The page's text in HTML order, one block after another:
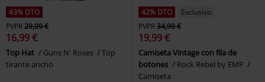
43% DTO
PVPR29,99 €
16,99 €
Top Hat Guns N' Roses
Top
tirante ancho
42% DTO
Exclusivo
PVPR34,99 €
19,99 €
Camiseta Vintage con fila de
botones
Rock Rebel by EMP
Camiseta